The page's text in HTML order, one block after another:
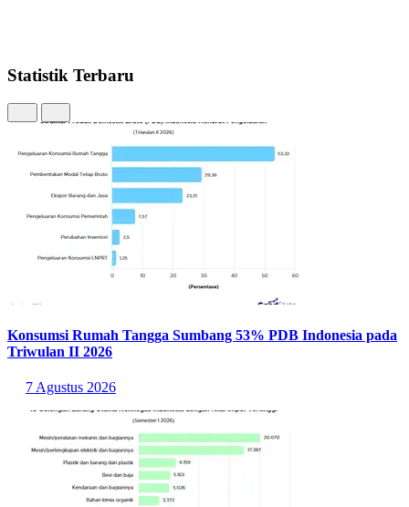
Statistik Terbaru
Konsumsi Rumah Tangga Sumbang 53% PDB Indonesia pada
Triwulan II 2026
7 Agustus 2026